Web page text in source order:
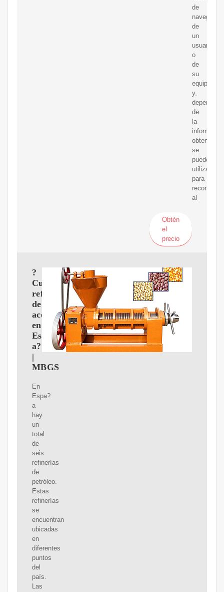
de
de
un
usuario
o
de
su
equipo
y,
de
la
obtenida,
se
pueden
utilizar
para
reconocer
al
Obtén
el
precio
?
Cuántas
refinerías
de
aceitehay
en
Espa?
a?
|
MBGS
En
Espa?
a
hay
un
total
de
seis
refinerías
de
petróleo.
Estas
refinerías
se
encuentran
ubicadas
en
diferentes
puntos
del
país.
Las